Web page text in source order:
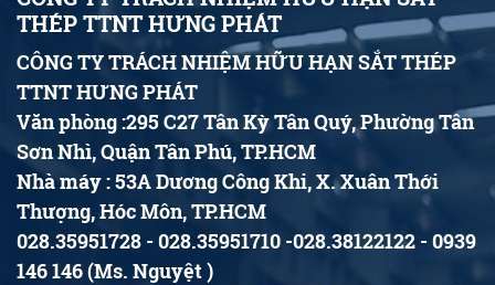
THÉP TTNT HƯNG PHÁT
CÔNG TY TRÁCH NHIỆM HỮU HẠN SẮT THÉP
TTNT HƯNG PHÁT
Văn phòng :295 C27 Tân Kỳ Tân Quý, Phường Tân
Sơn Nhì, Quận Tân Phú, TP.HCM
Nhà máy : 53A Dương Công Khi, X. Xuân Thới
Thượng, Hóc Môn, TP.HCM
028.35951728 - 028.35951710 -028.38122122 - 0939
146 146 (Ms. Nguyệt )